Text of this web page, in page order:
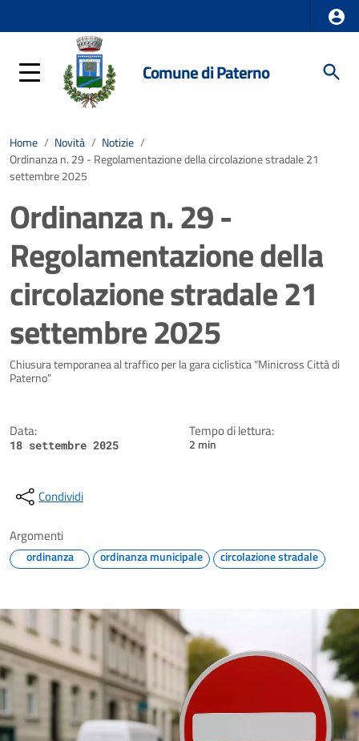
Comune di Paterno
Home / Novità / Notizie /
Ordinanza n. 29 - Regolamentazione della circolazione stradale 21
settembre 2025
Ordinanza n. 29 -
Regolamentazione della
circolazione stradale 21
settembre 2025
Dettagli della notizia
Chiusura temporanea al traffico per la gara ciclistica “Minicross Città di
Paterno”
Data:
18 settembre 2025
Tempo di lettura:
2 min
Condividi
Argomenti
ordinanza ordinanza municipale circolazione stradale